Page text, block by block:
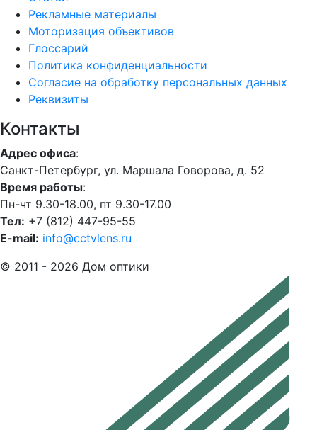
Рекламные материалы
Моторизация объективов
Глоссарий
Политика конфиденциальности
Согласие на обработку персональных данных
Реквизиты
Контакты
Адрес офиса:
Санкт-Петербург, ул. Маршала Говорова, д. 52
Время работы:
Пн-чт 9.30-18.00, пт 9.30-17.00
Тел: +7 (812) 447-95-55
E-mail: info@cctvlens.ru
© 2011 - 2026 Дом оптики